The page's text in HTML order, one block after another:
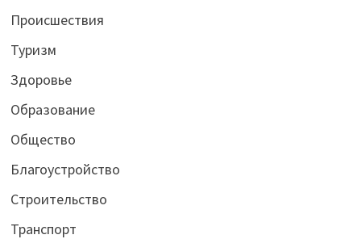
Происшествия
Туризм
Здоровье
Образование
Общество
Благоустройство
Строительство
Транспорт